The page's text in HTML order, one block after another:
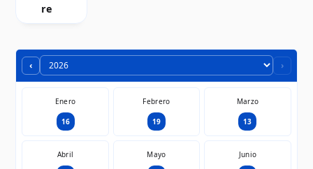
re
‹ ›
Enero
16
Febrero
19
Marzo
13
Abril Mayo Junio